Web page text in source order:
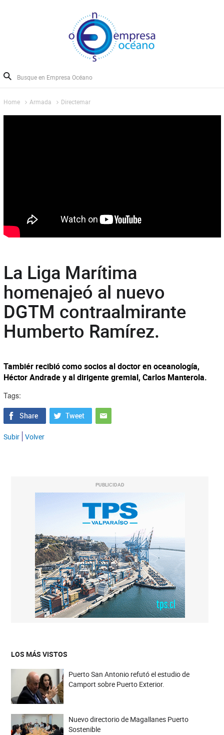
Home Armada Directemar
La Liga Marítima
homenajeó al nuevo
DGTM contraalmirante
Humberto Ramírez.
Tambiér recibió como socios al doctor en oceanología,
Héctor Andrade y al dirigente gremial, Carlos Manterola.
Tags:
Subir Volver
PUBLICIDAD
LOS MÁS VISTOS
Puerto San Antonio refutó el estudio de
Camport sobre Puerto Exterior.
Nuevo directorio de Magallanes Puerto
Sostenible